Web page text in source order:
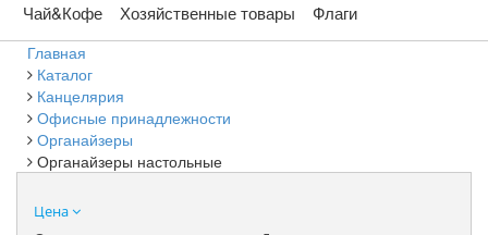
Чай&Кофе Хозяйственные товары Флаги
Главная
Каталог
Канцелярия
Офисные принадлежности
Органайзеры
Органайзеры настольные
Цена